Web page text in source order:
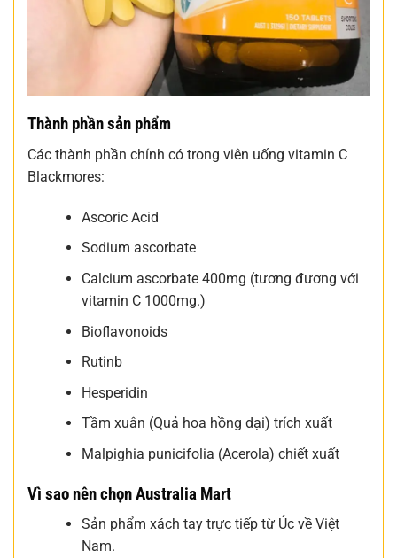
Thành phần sản phẩm
Các thành phần chính có trong viên uống vitamin C
Blackmores:
Ascoric Acid
Sodium ascorbate
Calcium ascorbate 400mg (tương đương với
vitamin C 1000mg.)
Bioflavonoids
Rutinb
Hesperidin
Tầm xuân (Quả hoa hồng dại) trích xuất
Malpighia punicifolia (Acerola) chiết xuất
Vì sao nên chọn Australia Mart
Sản phẩm xách tay trực tiếp từ Úc về Việt
Nam.